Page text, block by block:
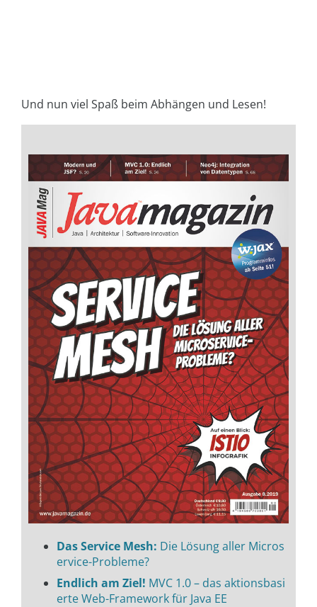
Und nun viel Spaß beim Abhängen und Lesen!
Das Service Mesh: Die Lösung aller Micros
ervice-Probleme?
Endlich am Ziel! MVC 1.0 – das aktionsbasi
erte Web-Framework für Java EE